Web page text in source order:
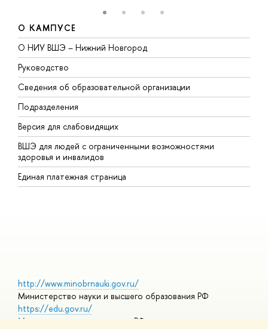
О КАМПУСЕ
О НИУ ВШЭ – Нижний Новгород
Руководство
Сведения об образовательной организации
Подразделения
Версия для слабовидящих
ВШЭ для людей с ограниченными возможностями
здоровья и инвалидов
Единая платежная страница
http://www.minobrnauki.gov.ru/
Министерство науки и высшего образования РФ
https://edu.gov.ru/
Министерство просвещения РФ